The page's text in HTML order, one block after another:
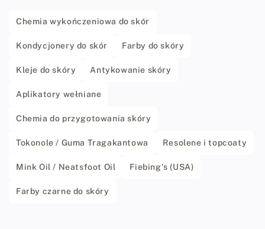
Chemia wykończeniowa do skór
Kondycjonery do skór Farby do skóry
Kleje do skóry Antykowanie skóry
Aplikatory wełniane
Chemia do przygotowania skóry
Tokonole / Guma Tragakantowa Resolene i topcoaty
Mink Oil / Neatsfoot Oil Fiebing's (USA)
Farby czarne do skóry